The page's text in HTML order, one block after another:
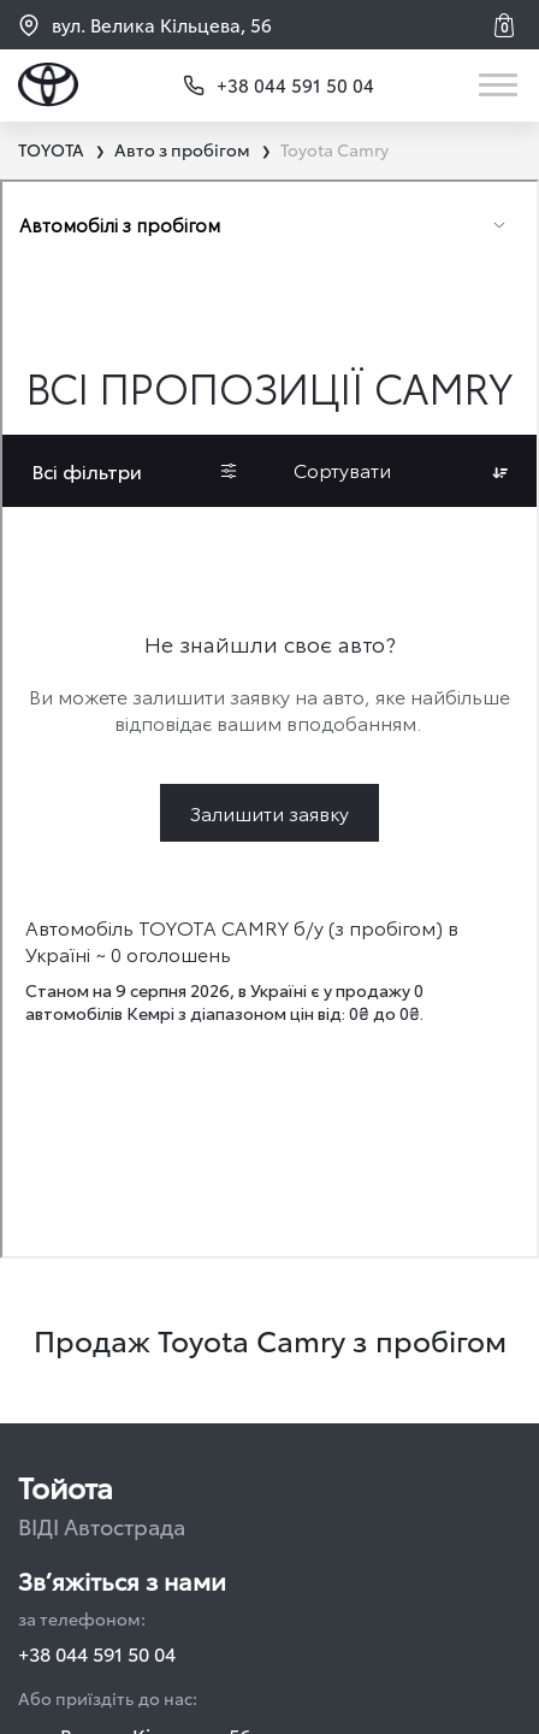
вул. Велика Кільцева, 56 0
+38 044 591 50 04
TOYOTA ❯ Авто з пробігом ❯ Toyota Camry
Продаж Toyota Camry з пробігом
Тойота
ВІДІ Автострада
Зв’яжіться з нами
за телефоном:
+38 044 591 50 04
Або приїздіть до нас: